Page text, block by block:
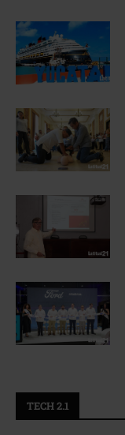
TECH 2.1